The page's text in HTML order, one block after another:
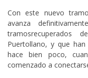
Con este nuevo
avanza
tramosrecuperados
Puertollano, y que
hace bien poco,
comenzado a